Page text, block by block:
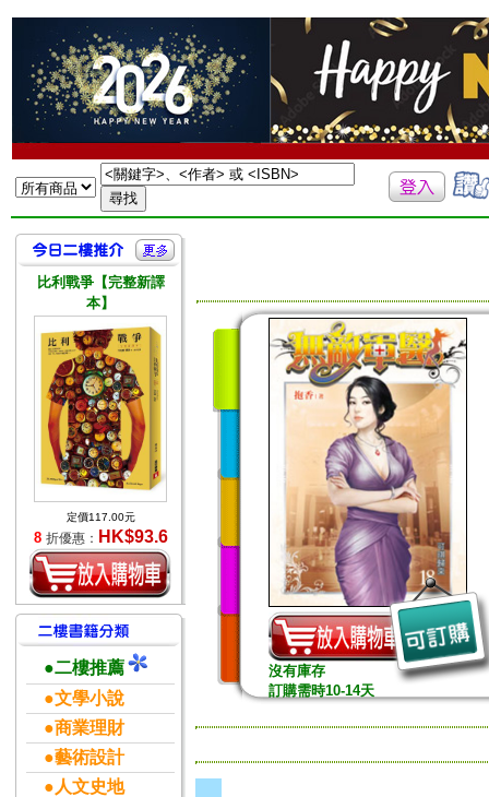
比利戰爭【完整新譯
本】
定價117.00元
8 折優惠： HK$93.6
●二樓推薦
●文學小說
●商業理財
●藝術設計
●人文史地
沒有庫存
訂購需時10-14天